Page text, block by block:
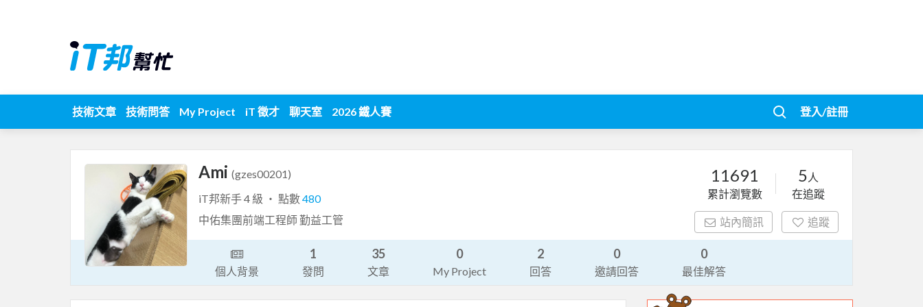
技術文章 技術問答 My Project iT 徵才 聊天室 2026 鐵人賽 登入/註冊
Ami (gzes00201)
iT邦新手 4 級 ‧ 點數480
中佑集團前端工程師 勤益工管
11691
累計瀏覽數
5 人
在追蹤
站內簡訊 追蹤
個人背景
1
發問
35
文章
0
My Project
2
回答
0
邀請回答
0
最佳解答